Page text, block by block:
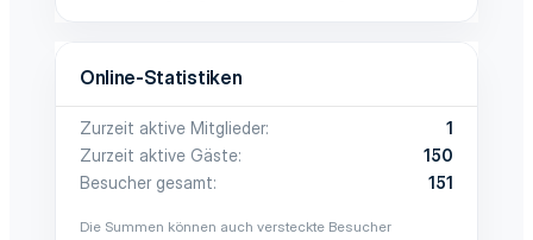
Online-Statistiken
Zurzeit aktive Mitglieder
1
Zurzeit aktive Gäste
150
Besucher gesamt
151
Die Summen können auch versteckte Besucher